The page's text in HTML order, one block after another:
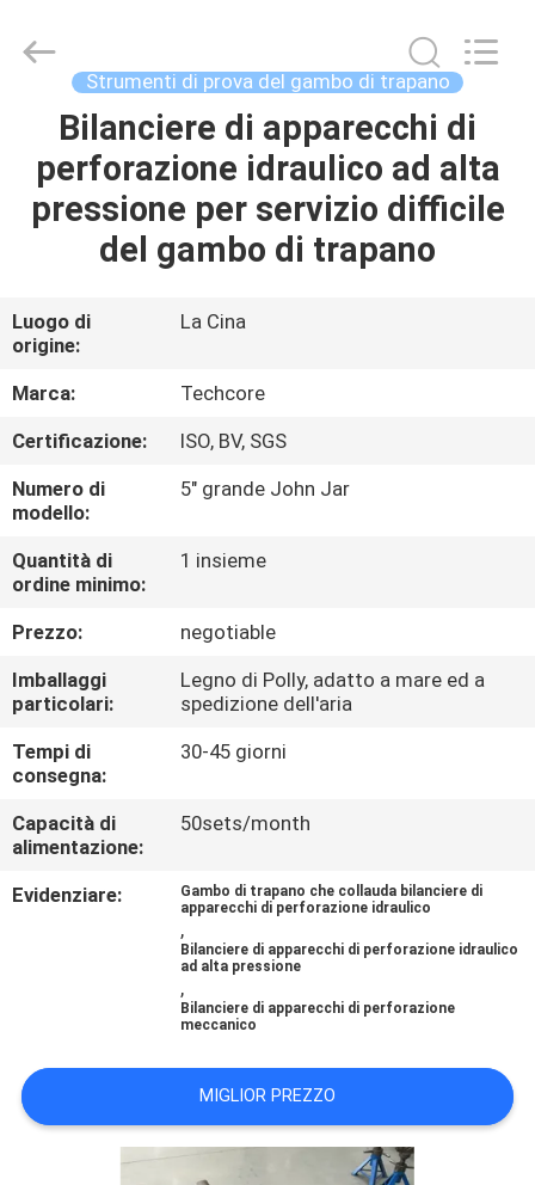
CASA
PRODOTTI
NOI
GIRO
DELLA
FABBRICA
CONTROLLO
DI
QUALITÀ
CONTATTICI
NOTIZIE
CASI
PRIVACY
POLICY
Tools
Strumenti di prova del gambo di trapano
Bilanciere di apparecchi di
perforazione idraulico ad alta
pressione per servizio difficile
del gambo di trapano
Luogo di
origine:
La Cina
Marca:
Techcore
Certificazione:
ISO, BV, SGS
Numero di
modello:
5" grande John Jar
Quantità di
ordine minimo:
1 insieme
Prezzo:
negotiable
Imballaggi
particolari:
Legno di Polly, adatto a mare ed a
spedizione dell'aria
Tempi di
consegna:
30-45 giorni
Capacità di
alimentazione:
50sets/month
Evidenziare:
Gambo di trapano che collauda bilanciere di
apparecchi di perforazione idraulico
,
Bilanciere di apparecchi di perforazione idraulico
ad alta pressione
,
Bilanciere di apparecchi di perforazione
meccanico
MIGLIOR PREZZO